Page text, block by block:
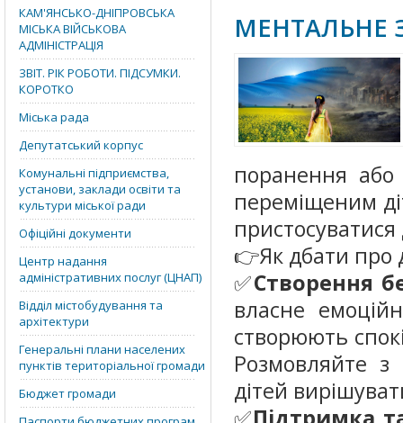
КАМ'ЯНСЬКО-ДНІПРОВСЬКА
МІСЬКА ВІЙСЬКОВА
АДМІНІСТРАЦІЯ
ЗВІТ. РІК РОБОТИ. ПІДСУМКИ.
КОРОТКО
Міська рада
Депутатський корпус
Комунальні підприємства,
установи, заклади освіти та
культури міської ради
Офіційні документи
Центр надання
адміністративних послуг (ЦНАП)
Відділ містобудування та
архітектури
Генеральні плани населених
пунктів територіальної громади
Бюджет громади
МЕНТАЛЬНЕ
поранення або
переміщеним
👉Як дбати про
✅Створення
власне
створюють
Розмовляйте
дітей